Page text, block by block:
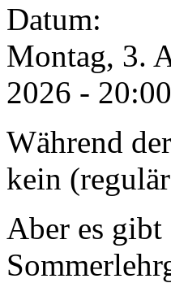
Datum:
Montag, 3.
2026 - 20:00
Während
kein
Aber es